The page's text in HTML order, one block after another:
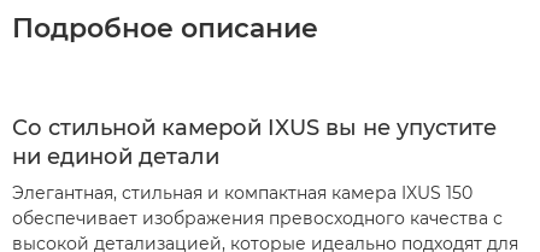
Подробное описание
Со стильной камерой IXUS вы не упустите
ни единой детали
Элегантная, стильная и компактная камера IXUS 150
обеспечивает изображения превосходного качества с
высокой детализацией, которые идеально подходят для